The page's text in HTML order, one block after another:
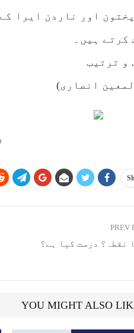
اور ناردن ایرا
کرتے ہیں۔
و ترتیب
انصاری)
نقطہ؟ درست کیا ہے؟
YOU MIGHT ALSO